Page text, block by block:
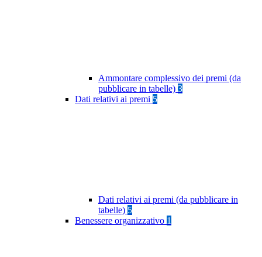
Ammontare complessivo dei premi (da
pubblicare in tabelle) 3
Dati relativi ai premi 5
Dati relativi ai premi (da pubblicare in
tabelle) 5
Benessere organizzativo 1